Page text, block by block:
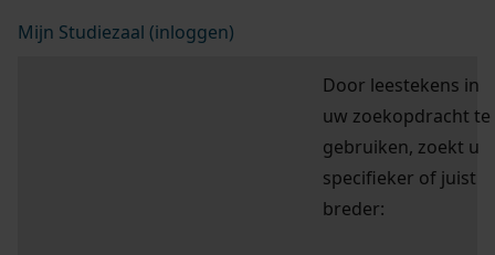
Mijn Studiezaal (inloggen)
Door leestekens in
uw zoekopdracht te
gebruiken, zoekt u
specifieker of juist
breder: